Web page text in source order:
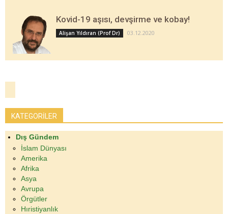
Kovid-19 aşısı, devşirme ve kobay!
Alişan Yıldıran (Prof Dr) 03.12.2020
KATEGORİLER
Dış Gündem
İslam Dünyası
Amerika
Afrika
Asya
Avrupa
Örgütler
Hıristiyanlık